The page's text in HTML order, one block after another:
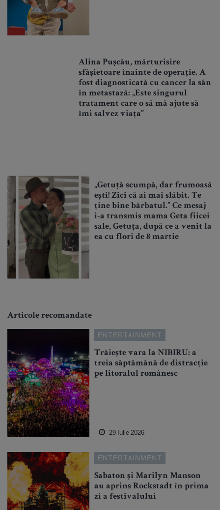
Alina Pușcău, mărturisire
sfâșietoare înainte de operație. A
fost diagnosticată cu cancer la sân
în metastază: „Este singurul
tratament care o să mă ajute să
îmi salvez viața”
„Getuță scumpă, dar frumoasă
ești! Zici că ai mai slăbit. Te
ține bine bărbatul.” Ce mesaj
i-a transmis mama Geta fiicei
sale, Getuța, după ce a venit la
ea cu flori de 8 martie
Articole recomandate
ENTERTAINMENT
Trăiește vara la NIBIRU: a
treia săptămână de distracție
pe litoralul românesc
29 Iulie 2026
ENTERTAINMENT
Sabaton și Marilyn Manson
au aprins Rockstadt în prima
zi a festivalului